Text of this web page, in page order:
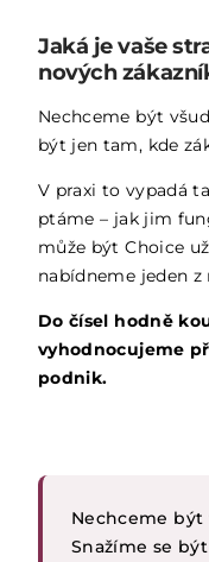
Jaká je vaše
nových
Nechceme být
být jen tam, kde
V praxi to vypadá
ptáme – jak jim
může být Choice
nabídneme jeden z
Do čísel hodně
vyhodnocujeme
podnik.
Nechceme být
Snažíme se